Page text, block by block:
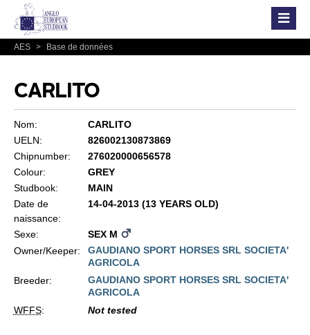
AES > Base de données
CARLITO
Nom:
CARLITO
UELN:
826002130873869
Chipnumber:
276020000656578
Colour:
GREY
Studbook:
MAIN
Date de
naissance:
14-04-2013 (13 YEARS OLD)
Sexe:
SEX M
Owner/Keeper:
GAUDIANO SPORT HORSES SRL SOCIETA'
AGRICOLA
Breeder:
GAUDIANO SPORT HORSES SRL SOCIETA'
AGRICOLA
WFFS: Not tested